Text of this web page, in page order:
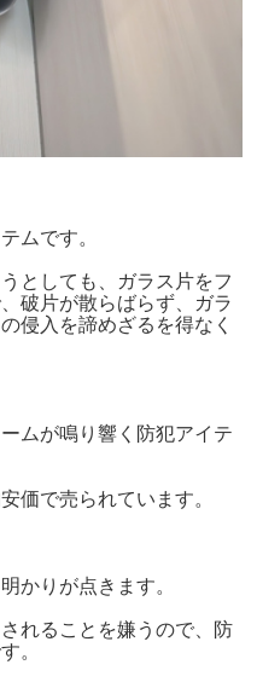
ムです。
としても、ガラス片をフ
破片が散らばらず、ガラ
侵入を諦めざるを得なく
ムが鳴り響く防犯アイテ
価で売られています。
かりが点きます。
れることを嫌うので、防
。